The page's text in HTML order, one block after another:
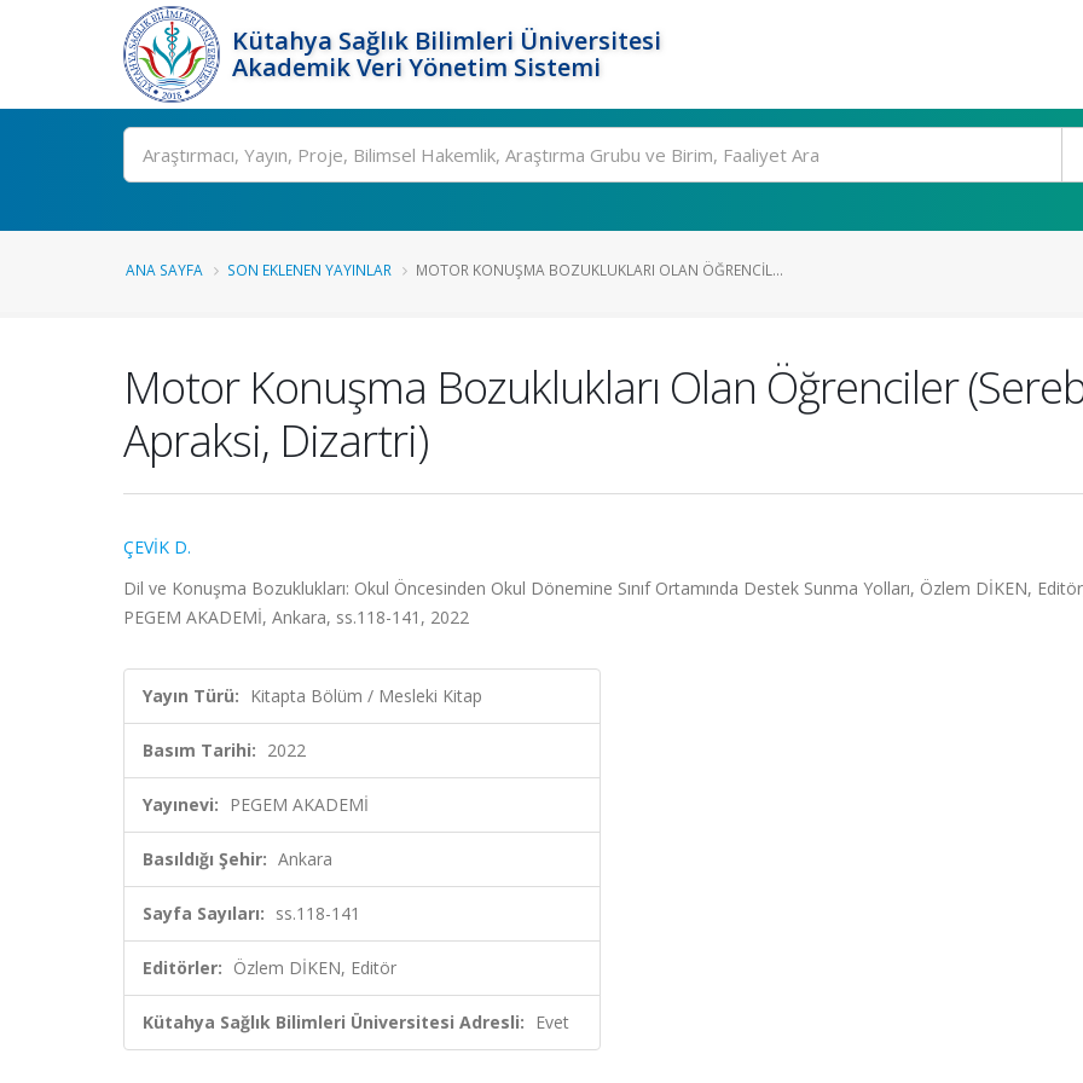
Kütahya Sağlık Bilimleri Üniversitesi
Akademik Veri Yönetim Sistemi
Ara
ANA SAYFA SON EKLENEN YAYINLAR MOTOR KONUŞMA BOZUKLUKLARI OLAN ÖĞRENCIL...
Motor Konuşma Bozuklukları Olan Öğrenciler
Apraksi, Dizartri)
ÇEVİK D.
Dil ve Konuşma Bozuklukları: Okul Öncesinden Okul Dönemine Sınıf Ortamında Destek Sunma Yolları, Özlem DİKEN,
PEGEM AKADEMİ, Ankara, ss.118-141, 2022
Yayın Türü: Kitapta Bölüm / Mesleki Kitap
Basım Tarihi: 2022
Yayınevi: PEGEM AKADEMİ
Basıldığı Şehir: Ankara
Sayfa Sayıları: ss.118-141
Editörler: Özlem DİKEN, Editör
Kütahya Sağlık Bilimleri Üniversitesi Adresli: Evet